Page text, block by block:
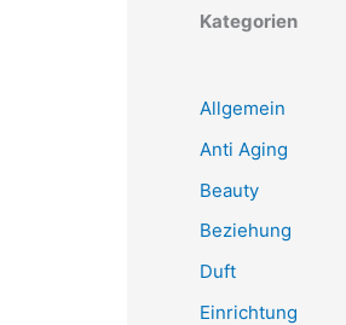
Kategorien
Allgemein
Anti Aging
Beauty
Beziehung
Duft
Einrichtung